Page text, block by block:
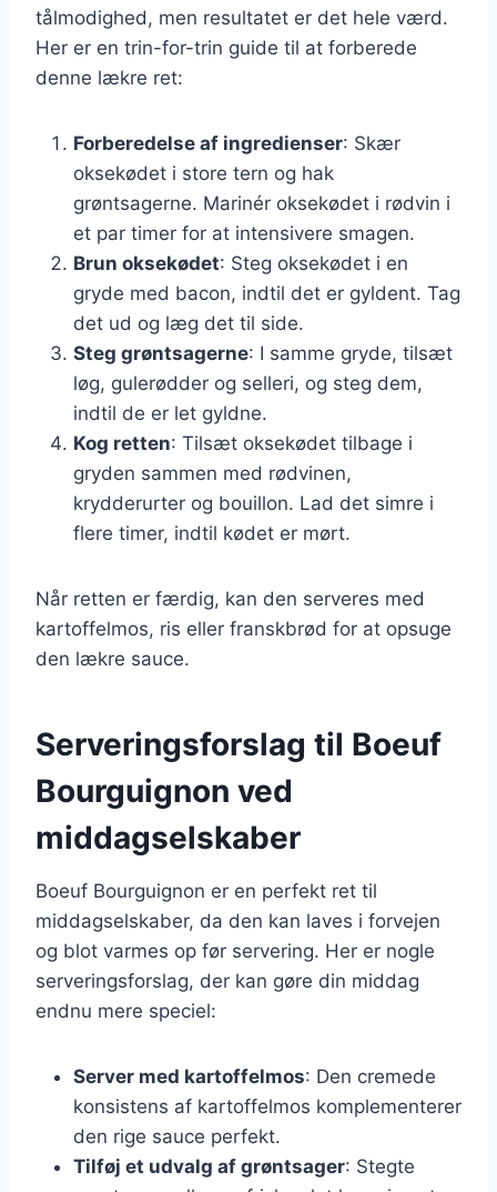
tålmodighed, men resultatet er det hele værd.
Her er en trin-for-trin guide til at forberede
denne lækre ret:
Forberedelse af ingredienser: Skær
oksekødet i store tern og hak
grøntsagerne. Marinér oksekødet i rødvin i
et par timer for at intensivere smagen.
Brun oksekødet: Steg oksekødet i en
gryde med bacon, indtil det er gyldent. Tag
det ud og læg det til side.
Steg grøntsagerne: I samme gryde, tilsæt
løg, gulerødder og selleri, og steg dem,
indtil de er let gyldne.
Kog retten: Tilsæt oksekødet tilbage i
gryden sammen med rødvinen,
krydderurter og bouillon. Lad det simre i
flere timer, indtil kødet er mørt.
Når retten er færdig, kan den serveres med
kartoffelmos, ris eller franskbrød for at opsuge
den lækre sauce.
Serveringsforslag til Boeuf
Bourguignon ved
middagselskaber
Boeuf Bourguignon er en perfekt ret til
middagselskaber, da den kan laves i forvejen
og blot varmes op før servering. Her er nogle
serveringsforslag, der kan gøre din middag
endnu mere speciel:
Server med kartoffelmos: Den cremede
konsistens af kartoffelmos komplementerer
den rige sauce perfekt.
Tilføj et udvalg af grøntsager: Stegte